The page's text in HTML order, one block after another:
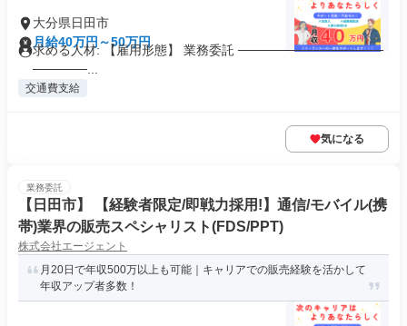
大分県日田市
月給40万円～50万円
求める人材: 【雇用形態】 業務委託 ────────────────
──────...
交通費支給
気になる
業務委託
【日田市】 【経験者限定/即戦力採用!】通信/モバイル(携
帯)業界の販売スペシャリスト(FDS/PPT)
株式会社エージェント
月20日で年収500万以上も可能｜キャリアでの販売経験を活かして
年収アップ者多数！